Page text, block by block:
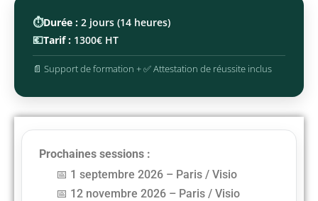
⏱️Durée : 2 jours (14 heures)
💶Tarif : 1300€ HT
📄 Support de formation + ✅ Attestation de réussite inclus
Prochaines sessions :
1 septembre 2026 – Paris / Visio
12 novembre 2026 – Paris / Visio